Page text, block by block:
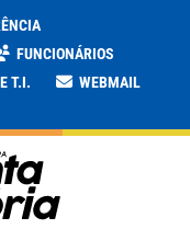
FUNCIONÁRIOS
T.I.
WEBMAIL